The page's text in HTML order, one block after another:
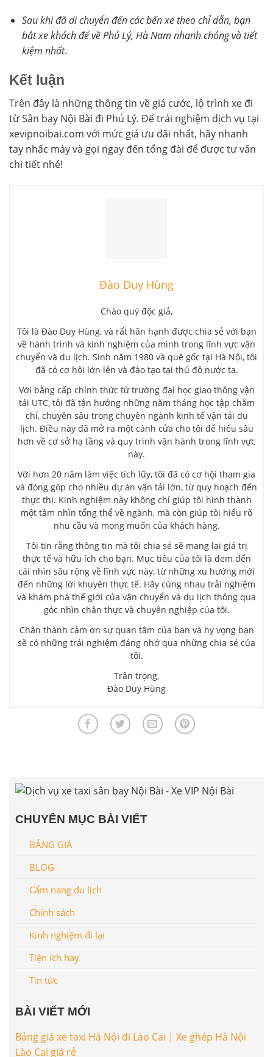
Sau khi đã di chuyển đến các bến xe theo chỉ dẫn, bạn
bắt xe khách để về Phủ Lý, Hà Nam nhanh chóng và tiết
kiệm nhất.
Kết luận
Trên đây là những thông tin về giá cước, lộ trình xe đi
từ Sân bay Nội Bài đi Phủ Lý. Để trải nghiệm dịch vụ tại
xevipnoibai.com với mức giá ưu đãi nhất, hãy nhanh
tay nhấc máy và gọi ngay đến tổng đài để được tư vấn
chi tiết nhé!
Đào Duy Hùng
Chào quý độc giả,
Tôi là Đào Duy Hùng, và rất hân hạnh được chia sẻ với bạn
về hành trình và kinh nghiệm của mình trong lĩnh vực vận
chuyển và du lịch. Sinh năm 1980 và quê gốc tại Hà Nội, tôi
đã có cơ hội lớn lên và đào tạo tại thủ đô nước ta.
Với bằng cấp chính thức từ trường đại học giao thông vận
tải UTC, tôi đã tận hưởng những năm tháng học tập chăm
chỉ, chuyên sâu trong chuyên ngành kinh tế vận tải du
lịch. Điều này đã mở ra một cánh cửa cho tôi để hiểu sâu
hơn về cơ sở hạ tầng và quy trình vận hành trong lĩnh vực
này.
Với hơn 20 năm làm việc tích lũy, tôi đã có cơ hội tham gia
và đóng góp cho nhiều dự án vận tải lớn, từ quy hoạch đến
thực thi. Kinh nghiệm này không chỉ giúp tôi hình thành
một tầm nhìn tổng thể về ngành, mà còn giúp tôi hiểu rõ
nhu cầu và mong muốn của khách hàng.
Tôi tin rằng thông tin mà tôi chia sẻ sẽ mang lại giá trị
thực tế và hữu ích cho bạn. Mục tiêu của tôi là đem đến
cái nhìn sâu rộng về lĩnh vực này, từ những xu hướng mới
đến những lời khuyên thực tế. Hãy cùng nhau trải nghiệm
và khám phá thế giới của vận chuyển và du lịch thông qua
góc nhìn chân thực và chuyên nghiệp của tôi.
Chân thành cảm ơn sự quan tâm của bạn và hy vọng bạn
sẽ có những trải nghiệm đáng nhớ qua những chia sẻ của
tôi.
Trân trọng,
Đào Duy Hùng
CHUYÊN MỤC BÀI VIẾT
BẢNG GIÁ
BLOG
Cẩm nang du lịch
Chính sách
Kinh nghiệm đi lại
Tiện ích hay
Tin tức
BÀI VIẾT MỚI
Bảng giá xe taxi Hà Nội đi Lào Cai | Xe ghép Hà Nội
Lào Cai giá rẻ